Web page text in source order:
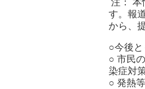
注： 本
す。報
から、
○今後
○ 市民
染症対
○ 発熱